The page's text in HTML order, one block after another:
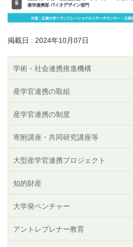
掲載日 : 2024年10月07日
学術・社会連携推進機構
産学官連携の取組
産学官連携の制度
寄附講座・共同研究講座等
大型産学官連携プロジェクト
知的財産
大学発ベンチャー
アントレプレナー教育